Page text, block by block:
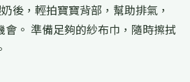
後，輕拍寶寶背部，幫助排氣，
會。 準備足夠的紗布巾，隨時擦拭